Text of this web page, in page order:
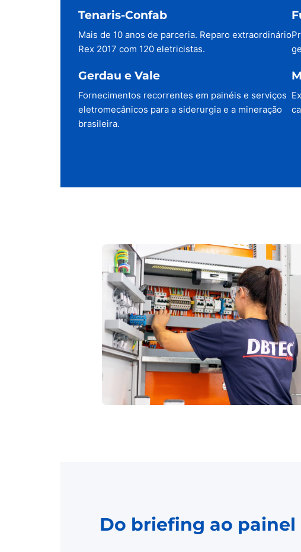
Tenaris-Confab
Mais de 10 anos de parceria. Reparo extraordinário
Rex 2017 com 120 eletricistas.
Gerdau e Vale
Fornecimentos recorrentes em painéis e serviços
eletromecânicos para a siderurgia e a mineração
brasileira.
Do briefing ao